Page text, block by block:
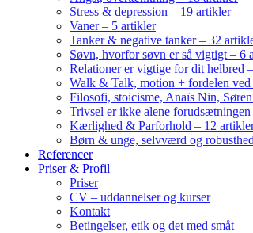
Stress & depression – 19 artikler
Vaner – 5 artikler
Tanker & negative tanker – 32
Søvn, hvorfor søvn er så vigtigt – 6
Relationer er vigtige for dit helbred
Walk & Talk, motion + fordelen ved
Filosofi, stoicisme, Anaïs Nin,
Trivsel er ikke alene
Kærlighed & Parforhold – 12
Børn & unge, selvværd og
Referencer
Priser & Profil
Priser
CV – uddannelser og kurser
Kontakt
Betingelser, etik og det med småt